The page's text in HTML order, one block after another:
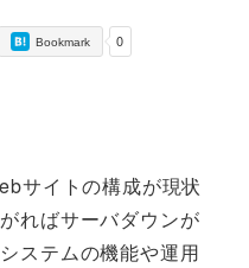
0
Bookmark
サイトの構成が現状
ればサーバダウンが
ステムの機能や運用